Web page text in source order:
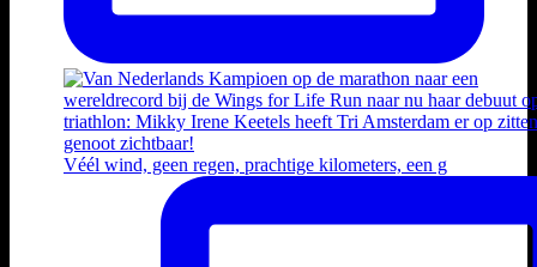
Véél wind, geen regen, prachtige kilometers, een g